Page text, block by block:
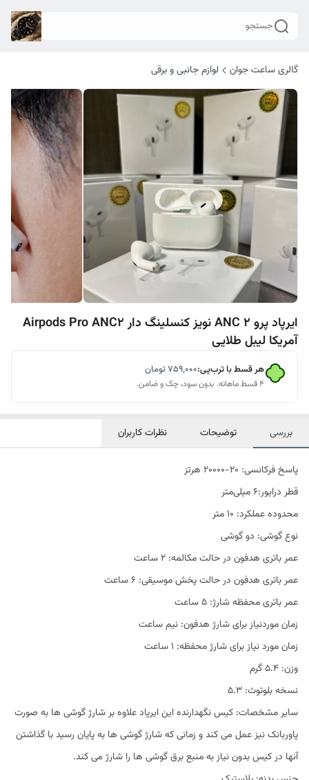
جستجو
گالری ساعت جوان لوازم جانبی و برقی
ایرپاد پرو 2 ANC نویز کنسلینگ دار Airpods Pro ANC2
آمریکا لیبل طلایی
هر قسط با ترب‌پی:۷۵۹٬۰۰۰تومان
۴ قسط ماهانه. بدون سود، چک و ضامن.
بررسی توضیحات نظرات کاربران
پاسخ فرکانسی: 20-20000 هرتز
قطر درایور:6 میلی‌متر
محدوده عملکرد: 10 متر
نوع گوشی: دو گوشی
عمر باتری هدفون در حالت مکالمه: 2 ساعت
عمر باتری هدفون در حالت پخش موسیقی: 6 ساعت
عمر باتری محفظه شارژ: 5 ساعت
زمان موردنیاز برای شارژ هدفون: نیم ساعت
زمان مورد نیاز برای شارژ محفظه: 1 ساعت
وزن: 5.4 گرم
نسخه بلوتوث: 5.3
سایر مشخصات: کیس نگهدارنده این ایرپاد علاوه بر شارژ گوشی ها به صورت
پاوربانک نیز عمل می کند و زمانی که شارژ گوشی ها به پایان رسید با گذاشتن
آنها در کیس بدون نیاز به منبع برق گوشی ها را شارژ می کند.